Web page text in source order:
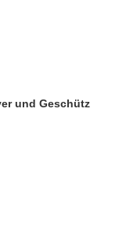
und Geschütz